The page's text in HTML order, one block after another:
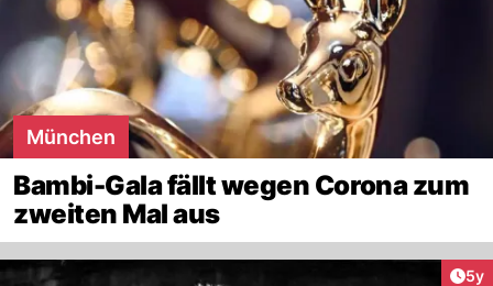
München
Bambi-Gala fällt wegen Corona zum
zweiten Mal aus
5y